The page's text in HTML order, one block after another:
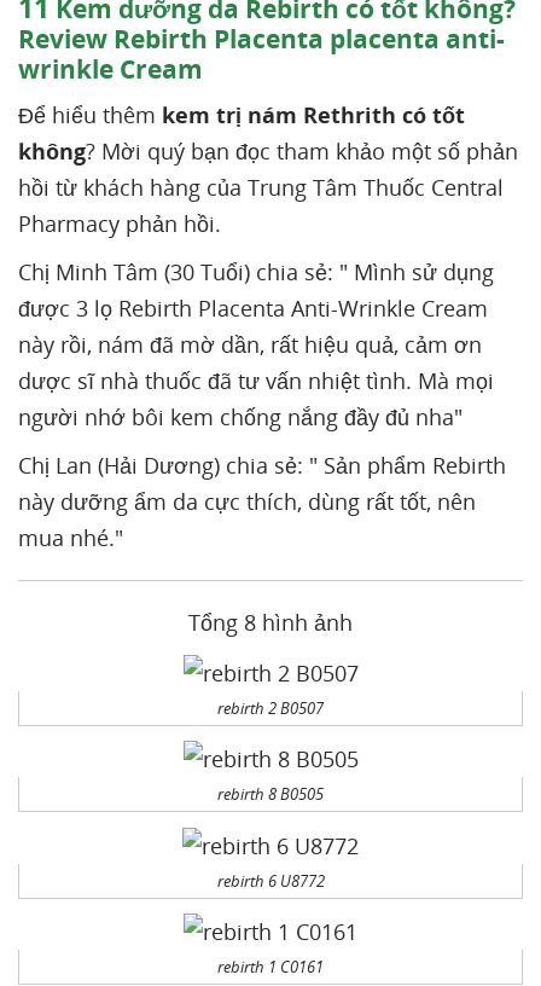
Kem dưỡng da Rebirth có tốt không?
Review Rebirth Placenta placenta anti-
wrinkle Cream
Để hiểu thêm kem trị nám Rethrith có tốt
không? Mời quý bạn đọc tham khảo một số phản
hồi từ khách hàng của Trung Tâm Thuốc Central
Pharmacy phản hồi.
Chị Minh Tâm (30 Tuổi) chia sẻ: " Mình sử dụng
được 3 lọ Rebirth Placenta Anti-Wrinkle Cream
này rồi, nám đã mờ dần, rất hiệu quả, cảm ơn
dược sĩ nhà thuốc đã tư vấn nhiệt tình. Mà mọi
người nhớ bôi kem chống nắng đầy đủ nha"
Chị Lan (Hải Dương) chia sẻ: " Sản phẩm Rebirth
này dưỡng ẩm da cực thích, dùng rất tốt, nên
mua nhé."
Tổng 8 hình ảnh
rebirth 2 B0507
rebirth 8 B0505
rebirth 6 U8772
rebirth 1 C0161